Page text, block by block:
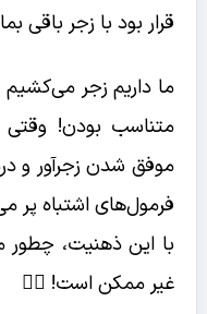
قرار بود با زجر باقی
ما داریم زجر می‌کشیم
متناسب بودن!
موفق شدن زجرآور و
فرمول‌های اشتباه پر
با این ذهنیت،
غیر ممکن است! 🙅‍♀️